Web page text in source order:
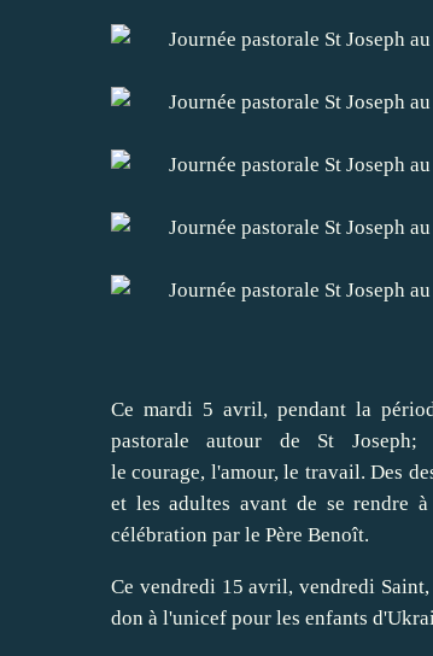
Ce mardi 5 avril, pendant la
pastorale autour de St
le courage, l'amour, le travail. Des
et les adultes avant de se rendre
célébration par le Père Benoît.
Ce vendredi 15 avril, vendredi
don à l'unicef pour les enfants